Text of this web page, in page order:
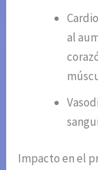
al
Impacto en el